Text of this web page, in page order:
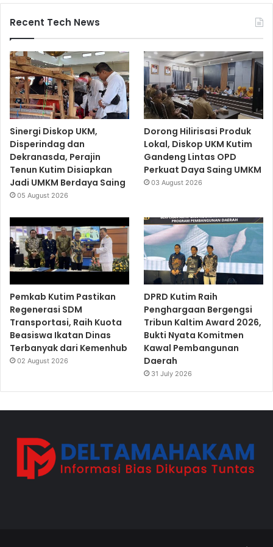
Recent Tech News
Sinergi Diskop UKM,
Disperindag dan
Dekranasda, Perajin
Tenun Kutim Disiapkan
Jadi UMKM Berdaya Saing
05 August 2026
Dorong Hilirisasi Produk
Lokal, Diskop UKM Kutim
Gandeng Lintas OPD
Perkuat Daya Saing UMKM
03 August 2026
Pemkab Kutim Pastikan
Regenerasi SDM
Transportasi, Raih Kuota
Beasiswa Ikatan Dinas
Terbanyak dari Kemenhub
02 August 2026
DPRD Kutim Raih
Penghargaan Bergengsi
Tribun Kaltim Award 2026,
Bukti Nyata Komitmen
Kawal Pembangunan
Daerah
31 July 2026